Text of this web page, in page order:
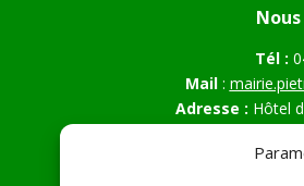
Tél :
Mail:
Adresse : Hôtel
20230